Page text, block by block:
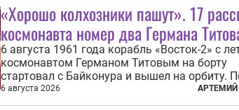
«Хорошо колхозники пашут». 17
космонавта номер два Германа
6 августа 1961 года корабль «Восток-2» с
космонавтом Германом Титовым на борту
стартовал с Байконура и вышел на орбиту.
продолжался чуть более суток. А 9 августа
человек в космосе получил звезду Героя
6 августа 2026